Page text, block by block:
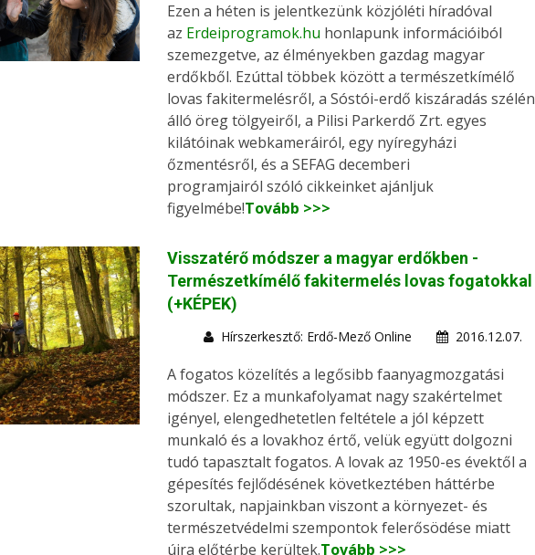
Ezen a héten is jelentkezünk közjóléti híradóval
az Erdeiprogramok.hu honlapunk információiból
szemezgetve, az élményekben gazdag magyar
erdőkből. Ezúttal többek között a természetkímélő
lovas fakitermelésről, a Sóstói-erdő kiszáradás szélén
álló öreg tölgyeiről, a Pilisi Parkerdő Zrt. egyes
kilátóinak webkameráiról, egy nyíregyházi
őzmentésről, és a SEFAG decemberi
programjairól szóló cikkeinket ajánljuk
figyelmébe!Tovább >>>
Visszatérő módszer a magyar erdőkben -
Természetkímélő fakitermelés lovas fogatokkal
(+KÉPEK)
Hírszerkesztő: Erdő-Mező Online 2016.12.07.
A fogatos közelítés a legősibb faanyagmozgatási
módszer. Ez a munkafolyamat nagy szakértelmet
igényel, elengedhetetlen feltétele a jól képzett
munkaló és a lovakhoz értő, velük együtt dolgozni
tudó tapasztalt fogatos. A lovak az 1950-es évektől a
gépesítés fejlődésének következtében háttérbe
szorultak, napjainkban viszont a környezet- és
természetvédelmi szempontok felerősödése miatt
újra előtérbe kerültek.Tovább >>>